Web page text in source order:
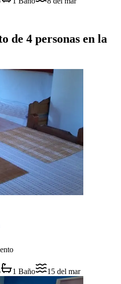
de 4 personas en la
1 Baño 15 del mar